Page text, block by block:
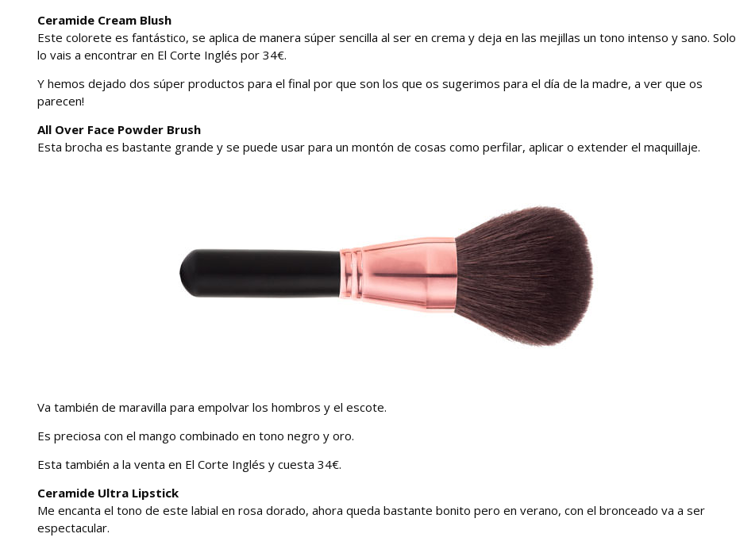
Ceramide Cream Blush
Este colorete es fantástico, se aplica de manera súper sencilla al ser en crema y deja en las mejillas un tono intenso y sano. Solo
lo vais a encontrar en El Corte Inglés por 34€.
Y hemos dejado dos súper productos para el final por que son los que os sugerimos para el día de la madre, a ver que os
parecen!
All Over Face Powder Brush
Esta brocha es bastante grande y se puede usar para un montón de cosas como perfilar, aplicar o extender el maquillaje.
Va también de maravilla para empolvar los hombros y el escote.
Es preciosa con el mango combinado en tono negro y oro.
Esta también a la venta en El Corte Inglés y cuesta 34€.
Ceramide Ultra Lipstick
Me encanta el tono de este labial en rosa dorado, ahora queda bastante bonito pero en verano, con el bronceado va a ser
espectacular.